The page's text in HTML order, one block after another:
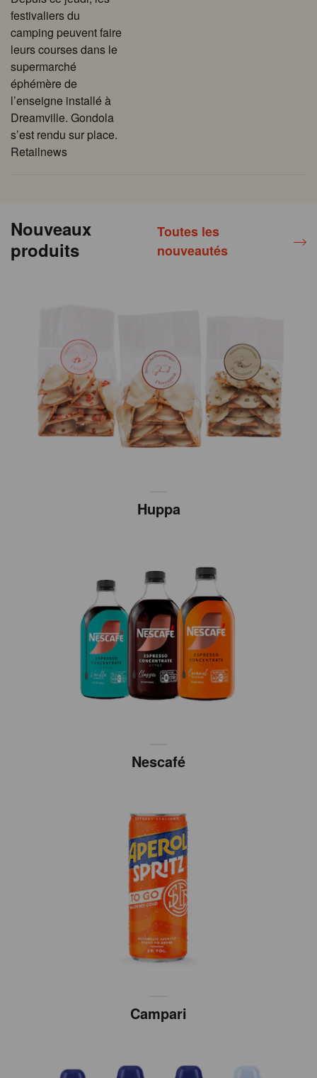
festivaliers du
camping peuvent faire
leurs courses dans le
supermarché
éphémère de
l’enseigne installé à
Dreamville. Gondola
s’est rendu sur place.
Retailnews
Nouveaux
produits
Toutes les
nouveautés
Huppa
Nescafé
Campari